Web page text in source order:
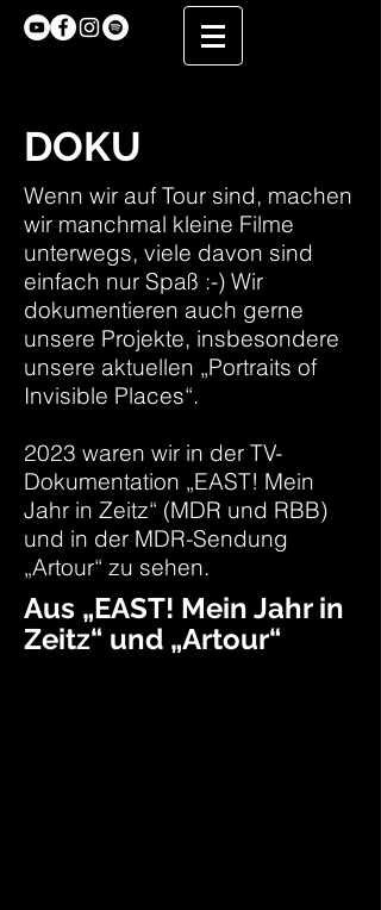
DOKU
Wenn wir auf Tour sind, machen
wir manchmal kleine Filme
unterwegs, viele davon sind
einfach nur Spaß :-) Wir
dokumentieren auch gerne
unsere Projekte, insbesondere
unsere aktuellen „Portraits of
Invisible Places“.
2023 waren wir in der TV-
Dokumentation „EAST! Mein
Jahr in Zeitz“ (MDR und RBB)
und in der MDR-Sendung
„Artour“ zu sehen.
Aus „EAST! Mein Jahr in
Zeitz“ und „Artour“